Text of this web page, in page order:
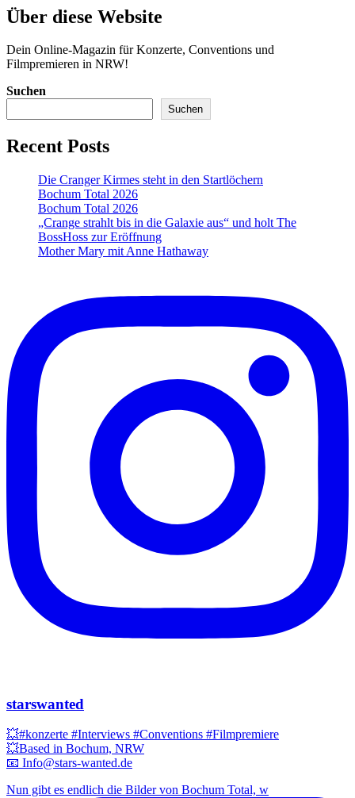
Hotzenplotz
Rezension
Über diese Website
Dein Online-Magazin für Konzerte, Conventions und
Filmpremieren in NRW!
Suchen
Suchen
Recent Posts
Die Cranger Kirmes steht in den Startlöchern
Bochum Total 2026
Bochum Total 2026
„Crange strahlt bis in die Galaxie aus“ und holt The
BossHoss zur Eröffnung
Mother Mary mit Anne Hathaway
starswanted
💥#konzerte #Interviews #Conventions #Filmpremiere
💥Based in Bochum, NRW
📧 Info@stars-wanted.de
Nun gibt es endlich die Bilder von Bochum Total, w